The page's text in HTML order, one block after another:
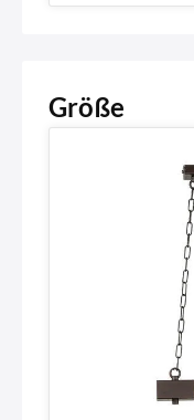
Größe